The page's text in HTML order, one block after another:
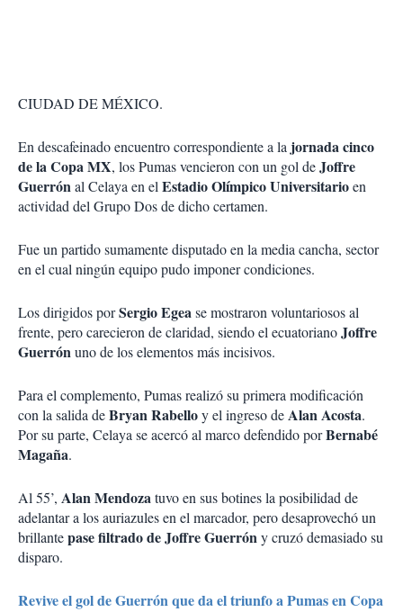
CIUDAD DE MÉXICO.
En descafeinado encuentro correspondiente a la jornada cinco
de la Copa MX, los Pumas vencieron con un gol deJoffre
Guerrónal Celaya en elEstadio Olímpico Universitarioen
actividad del Grupo Dos de dicho certamen.
Fue un partido sumamente disputado en la media cancha, sector
en el cual ningún equipo pudo imponer condiciones.
Los dirigidos porSergio Egease mostraron voluntariosos al
frente, pero carecieron de claridad, siendo el ecuatorianoJoffre
Guerrónuno de los elementos más incisivos.
Para el complemento, Pumas realizó su primera modificación
con la salida deBryan Rabelloy el ingreso deAlan Acosta.
Por su parte, Celaya se acercó al marco defendido porBernabé
Magaña.
Al 55’, Alan Mendozatuvo en sus botines la posibilidad de
adelantar a los auriazules en el marcador, pero desaprovechó un
brillantepase filtrado de Joffre Guerróny cruzó demasiado su
disparo.
Revive el gol de Guerrón que da el triunfo a Pumas en Copa